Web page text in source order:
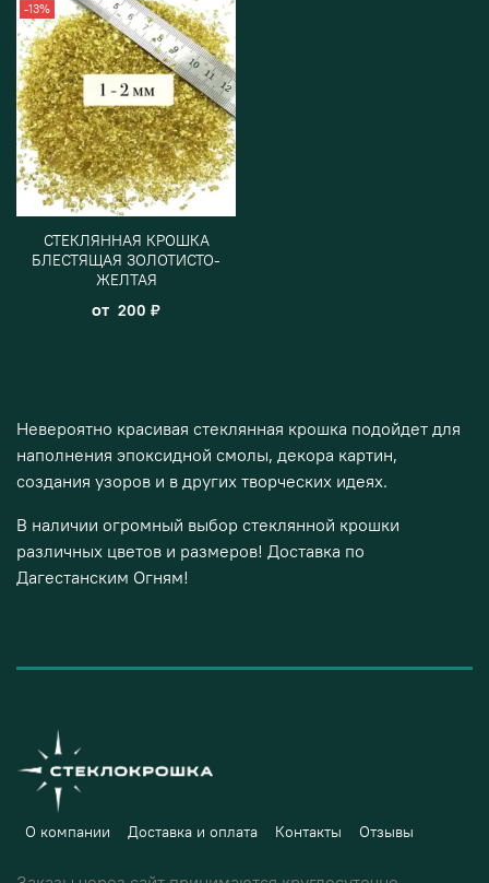
-13%
СТЕКЛЯННАЯ КРОШКА
БЛЕСТЯЩАЯ ЗОЛОТИСТО-
ЖЕЛТАЯ
от 200 ₽
Невероятно красивая стеклянная крошка подойдет для
наполнения эпоксидной смолы, декора картин,
создания узоров и в других творческих идеях.
В наличии огромный выбор стеклянной крошки
различных цветов и размеров! Доставка по
Дагестанским Огням!
О компании Доставка и оплата Контакты Отзывы